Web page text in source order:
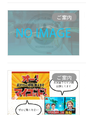
ご案内
ご案内